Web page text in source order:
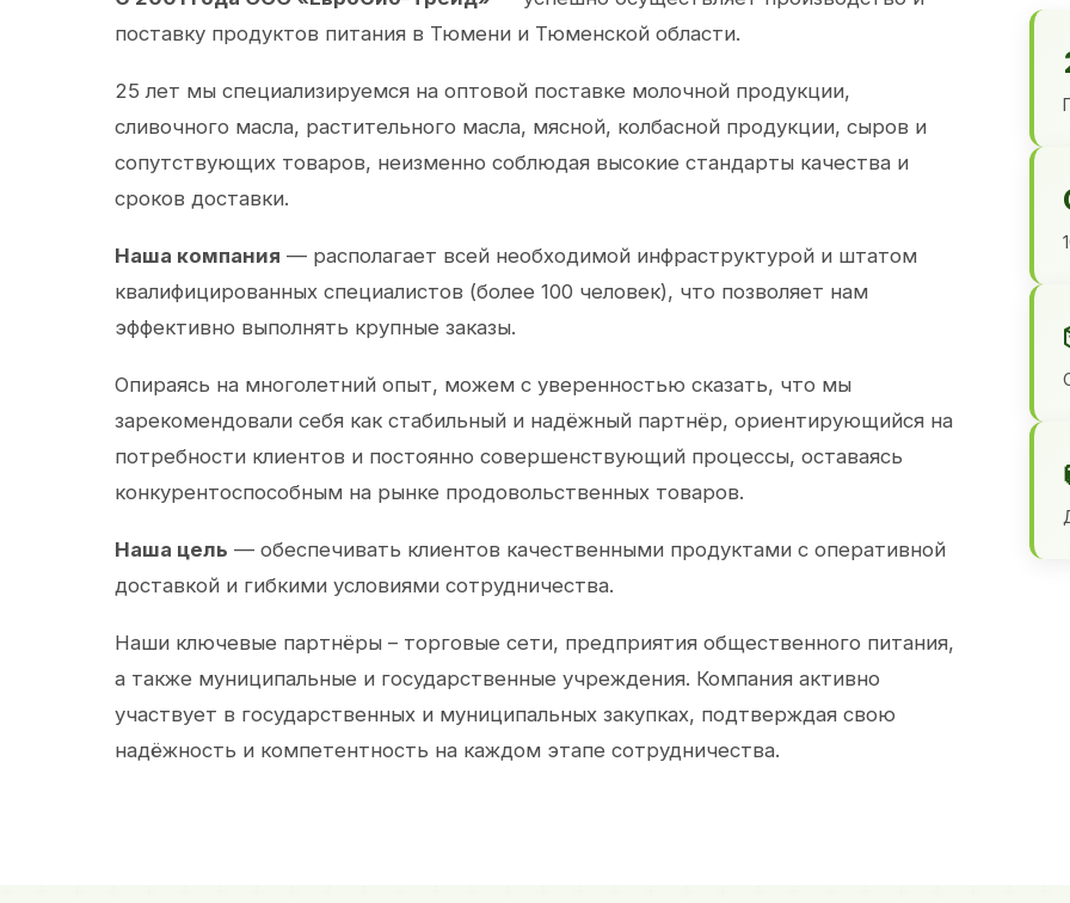
поставку продуктов питания в Тюмени и Тюменской области.
25 лет мы специализируемся на оптовой поставке молочной продукции,
сливочного масла, растительного масла, мясной, колбасной продукции, сыров и
сопутствующих товаров, неизменно соблюдая высокие стандарты качества и
сроков доставки.
Наша компания — располагает всей необходимой инфраструктурой и штатом
квалифицированных специалистов (более 100 человек), что позволяет нам
эффективно выполнять крупные заказы.
Опираясь на многолетний опыт, можем с уверенностью сказать, что мы
зарекомендовали себя как стабильный и надёжный партнёр, ориентирующийся на
потребности клиентов и постоянно совершенствующий процессы, оставаясь
конкурентоспособным на рынке продовольственных товаров.
Наша цель — обеспечивать клиентов качественными продуктами с оперативной
доставкой и гибкими условиями сотрудничества.
Наши ключевые партнёры – торговые сети, предприятия общественного питания,
а также муниципальные и государственные учреждения. Компания активно
участвует в государственных и муниципальных закупках, подтверждая свою
надёжность и компетентность на каждом этапе сотрудничества.